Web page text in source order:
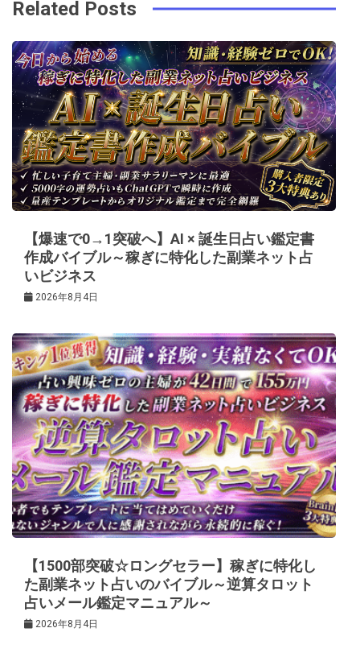
k
t
ビ
ゲ
ー
シ
ョ
ン
Related Posts
【爆速で0→1突破へ】AI × 誕生日占い鑑定書
作成バイブル～稼ぎに特化した副業ネット占
いビジネス
2026年8月4日
【1500部突破☆ロングセラー】稼ぎに特化し
た副業ネット占いのバイブル～逆算タロット
占いメール鑑定マニュアル～
2026年8月4日